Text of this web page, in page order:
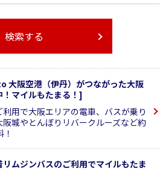
検索する
大阪空港（伊丹）がつながった大阪
！マイルもたまる！]
用で大阪エリアの電車、バスが乗り
城やとんぼりリバークルーズなど約
リムジンバスのご利用でマイルもたま